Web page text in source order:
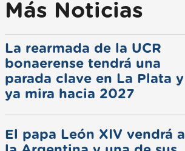
Más Noticias
La rearmada de la UCR
bonaerense tendrá una
parada clave en La Plata y
ya mira hacia 2027
El papa León XIV vendrá a